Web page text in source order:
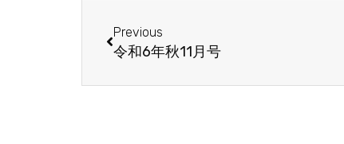
Previous
令和6年秋11月号